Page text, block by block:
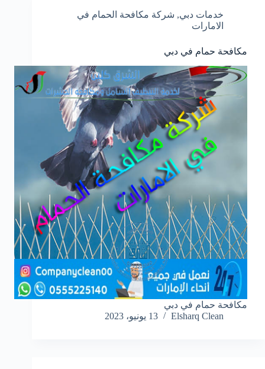
خدمات دبي, شركة مكافحة الحمام في
الامارات
مكافحة حمام في دبي
مكافحة حمام في دبي
Elsharq Clean
13 يونيو، 2023